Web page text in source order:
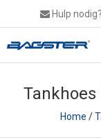
Hulp nodig?
Tankhoes
Home /